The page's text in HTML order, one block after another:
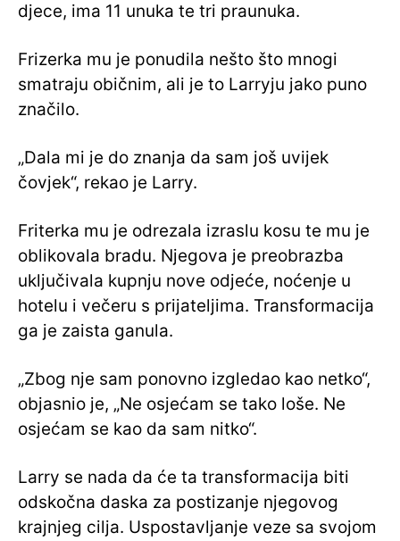
djece, ima 11 unuka te tri praunuka.
Frizerka mu je ponudila nešto što mnogi
smatraju običnim, ali je to Larryju jako puno
značilo.
„Dala mi je do znanja da sam još uvijek
čovjek“, rekao je Larry.
Friterka mu je odrezala izraslu kosu te mu je
oblikovala bradu. Njegova je preobrazba
uključivala kupnju nove odjeće, noćenje u
hotelu i večeru s prijateljima. Transformacija
ga je zaista ganula.
„Zbog nje sam ponovno izgledao kao netko“,
objasnio je, „Ne osjećam se tako loše. Ne
osjećam se kao da sam nitko“.
Larry se nada da će ta transformacija biti
odskočna daska za postizanje njegovog
krajnjeg cilja. Uspostavljanje veze sa svojom